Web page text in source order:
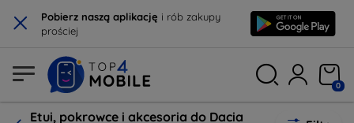
× Pobierz naszą aplikację i rób zakupy
prościej
0
Etui, pokrowce i akcesoria do Dacia